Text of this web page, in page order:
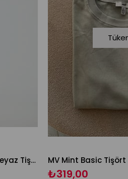
Omuzu Gold Çiçek İşlemeli Beyaz Tişört MV Mint Basic Tişört
₺319,00